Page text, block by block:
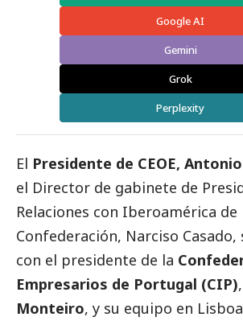
Google AI
Gemini
Grok
Perplexity
El Presidente de CEOE,
el Director de gabinete de
Relaciones con Iberoamérica de
Confederación, Narciso
con el presidente de la
Empresarios de Portugal (CIP),
Monteiro, y su equipo en